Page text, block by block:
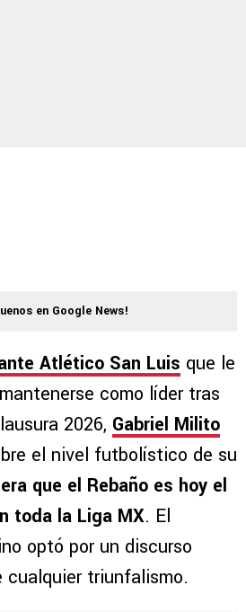
en Google News!
Atlético San Luis que le
mantenerse como líder tras
2026, Gabriel Milito
el nivel futbolístico de su
que el Rebaño es hoy el
toda la Liga MX. El
optó por un discurso
cualquier triunfalismo.